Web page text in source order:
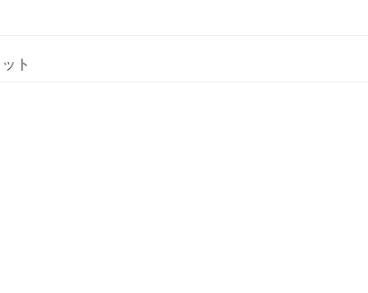
ト